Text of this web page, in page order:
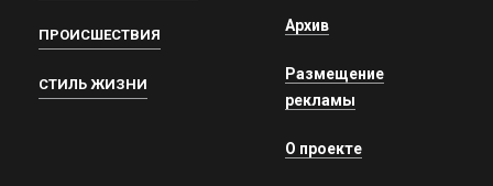
ПРОИСШЕСТВИЯ
СТИЛЬ ЖИЗНИ
Архив
Размещение
рекламы
О проекте